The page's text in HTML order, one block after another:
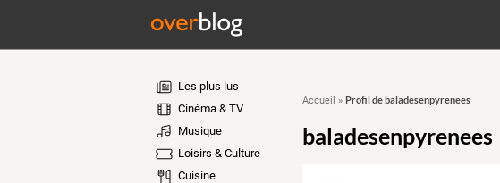
Les plus lus
Cinéma & TV
Musique
Loisirs & Culture
Cuisine
Accueil » Profil de baladesenpyrenees
baladesenpyrenees